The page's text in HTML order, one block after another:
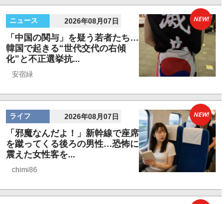
ニュース 2026年08月07日
「中国の関与」を疑う若者たち…
韓国で起きる“世代交代の右傾
化”と不正選挙抗...
安宿緑
NEW!
ライフ 2026年08月07日
「邪魔なんだよ！」新幹線で座席
を蹴ってくる後ろの男性…恐怖に
震えた女性客を...
chimi86
NEW!